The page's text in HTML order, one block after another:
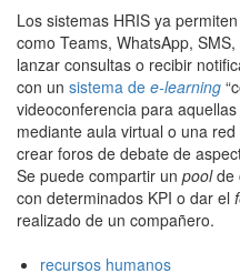
Los sistemas HRIS ya
como Teams, WhatsApp,
lanzar consultas o recibir
con un sistema de e-learning
videoconferencia para
mediante aula virtual o una
crear foros de debate de
Se puede compartir un poolde
con determinados KPI o dar el
realizado de un compañero.
recursos humanos